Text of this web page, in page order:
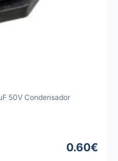
50V Condensador
0.60€